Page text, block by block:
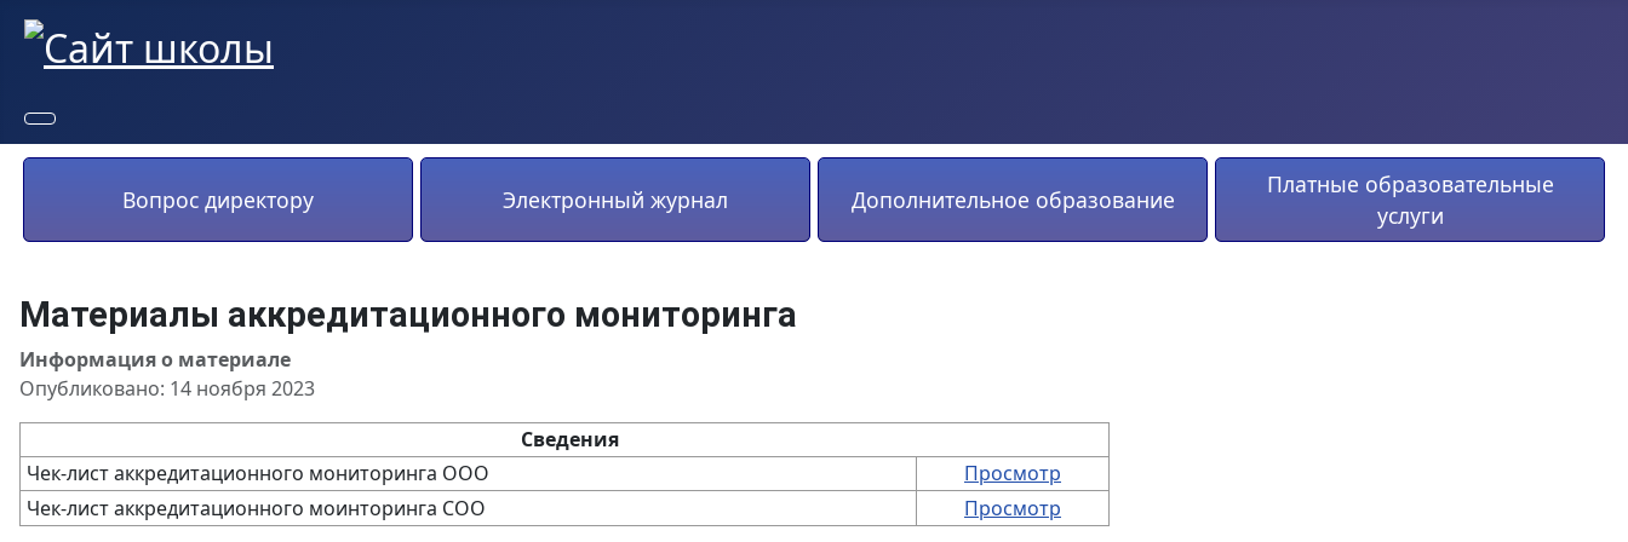
Вопрос директору Электронный журнал Дополнительное образование
Платные образовательные
услуги
Материалы аккредитационного мониторинга
Информация о материале
Опубликовано: 14 ноября 2023
Сведения
Чек-лист аккредитационного мониторинга ООО
Просмотр
Чек-лист аккредитационного моинторинга СОО
Просмотр